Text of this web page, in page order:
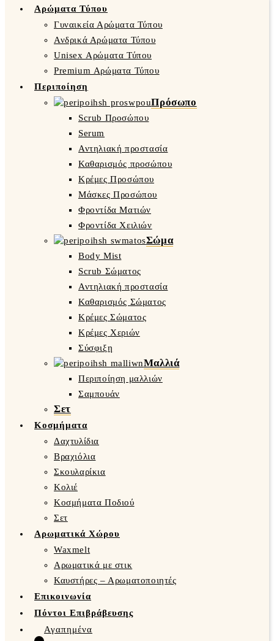
Αρώματα Τύπου
Γυναικεία Αρώματα Τύπου
Ανδρικά Αρώματα Τύπου
Unisex Αρώματα Τύπου
Premium Αρώματα Τύπου
Περιποίηση
Πρόσωπο
Scrub Προσώπου
Serum
Αντηλιακή προστασία
Καθαρισμός προσώπου
Κρέμες Προσώπου
Μάσκες Προσώπου
Φροντίδα Ματιών
Φροντίδα Χειλιών
Σώμα
Body Mist
Scrub Σώματος
Αντηλιακή προστασία
Καθαρισμός Σώματος
Κρέμες Σώματος
Κρέμες Χεριών
Σύσφιξη
Μαλλιά
Περιποίηση μαλλιών
Σαμπουάν
Σετ
Κοσμήματα
Δαχτυλίδια
Βραχιόλια
Σκουλαρίκια
Κολιέ
Κοσμήματα Ποδιού
Σετ
Αρωματικά Χώρου
Waxmelt
Αρωματικά με στικ
Καυστήρες – Αρωματοποιητές
Επικοινωνία
Πόντοι Επιβράβευσης
Αγαπημένα